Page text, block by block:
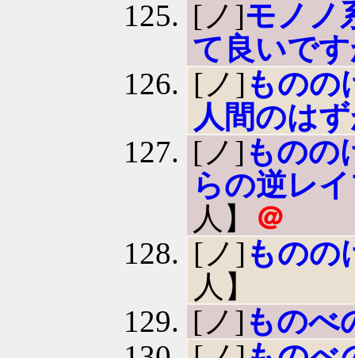
[ノ]モノノ
て良いで
[ノ] ものの
人間のは
[ノ] ものの
らの逆レ
人】
＠
[ノ] ものの
人】
[ノ] ものべ